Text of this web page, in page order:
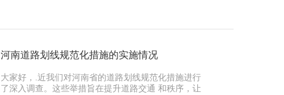
河南道路划线规范化措施的实施情况
大家好，.近我们对河南省的道路划线规范化措施进行
了深入调查。这些举措旨在提升道路交通 和秩序，让